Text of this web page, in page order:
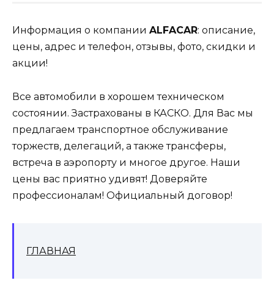
Информация о компании ALFACAR: описание,
цены, адрес и телефон, отзывы, фото, скидки и
акции!
Все автомобили в хорошем техническом
состоянии. Застрахованы в КАСКО. Для Вас мы
предлагаем транспортное обслуживание
торжеств, делегаций, а также трансферы,
встреча в аэропорту и многое другое. Наши
цены вас приятно удивят! Доверяйте
профессионалам! Официальный договор!
ГЛАВНАЯ